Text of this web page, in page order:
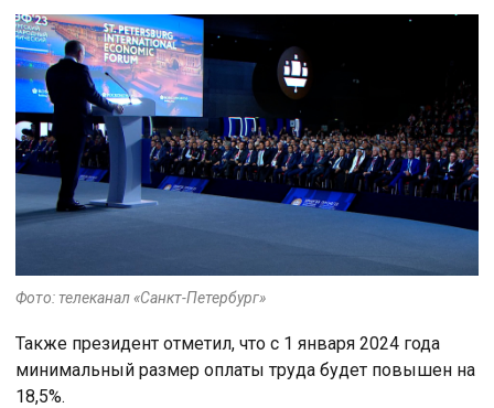
Фото: телеканал «Санкт-Петербург»
Также президент отметил, что с 1 января 2024 года
минимальный размер оплаты труда будет повышен на
18,5%.